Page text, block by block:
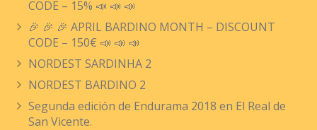
la
CODE – 15% 📣 📣 📣
🎉 🎉 🎉 APRIL BARDINO MONTH – DISCOUNT
CODE – 150€ 📣 📣 📣
NORDEST SARDINHA 2
NORDEST BARDINO 2
Segunda edición de Endurama 2018 en El Real de
San Vicente.